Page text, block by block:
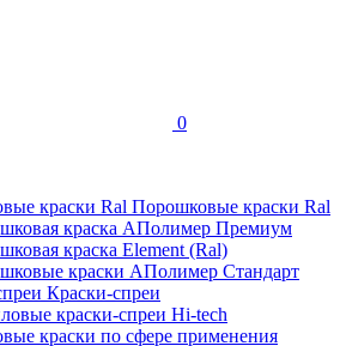
0
Порошковые краски Ral
краска АПолимер Премиум
краска Element (Ral)
краски АПолимер Стандарт
Краски-спреи
краски-спреи Hi-tech